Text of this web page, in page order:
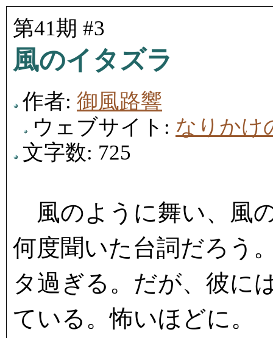
第41期 #3
風のイタズラ
作者: 御風路響
ウェブサイト: なりかけ
文字数: 725
風のように舞い、風
何度聞いた台詞だろう
タ過ぎる。だが、彼に
ている。怖いほどに。